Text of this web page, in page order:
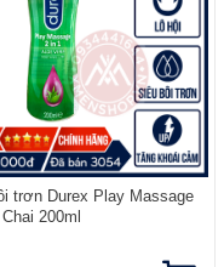
trơn Durex Play Massage
200ml